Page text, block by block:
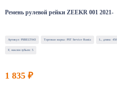
Ремень рулевой рейки ZEEKR 001 2021-
Артикул: PSBELT043 Торговая марка: PST Service Russia L, длина: 450
F, наклон зубьев: 5
1 835 ₽